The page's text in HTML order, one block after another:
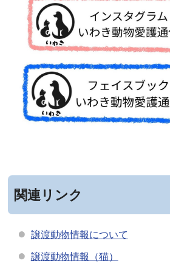
関連リンク
譲渡動物情報について
譲渡動物情報（猫）